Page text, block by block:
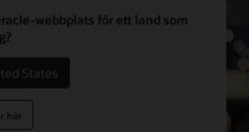
webbplats för ett land som
States
här